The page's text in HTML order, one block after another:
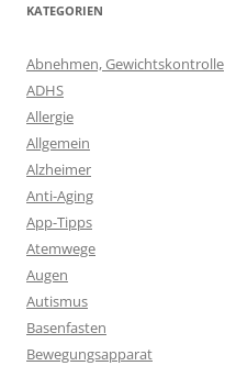
KATEGORIEN
Abnehmen, Gewichtskontrolle
ADHS
Allergie
Allgemein
Alzheimer
Anti-Aging
App-Tipps
Atemwege
Augen
Autismus
Basenfasten
Bewegungsapparat